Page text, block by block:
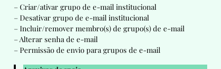
– Criar/ativar grupo de e-mail institucional
– Desativar grupo de e-mail institucional
– Incluir/remover membro(s) de grupo(s) de e-mail
– Alterar senha de e-mail
– Permissão de envio para grupos de e-mail